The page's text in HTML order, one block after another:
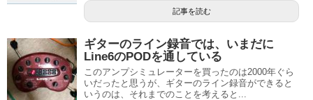
記事を読む
ギターのライン録音では、いまだに
Line6のPODを通している
このアンプシミュレーターを買ったのは2000年ぐら
いだったと思うが、ギターのライン録音ができると
いうのは、それまでのことを考えると...